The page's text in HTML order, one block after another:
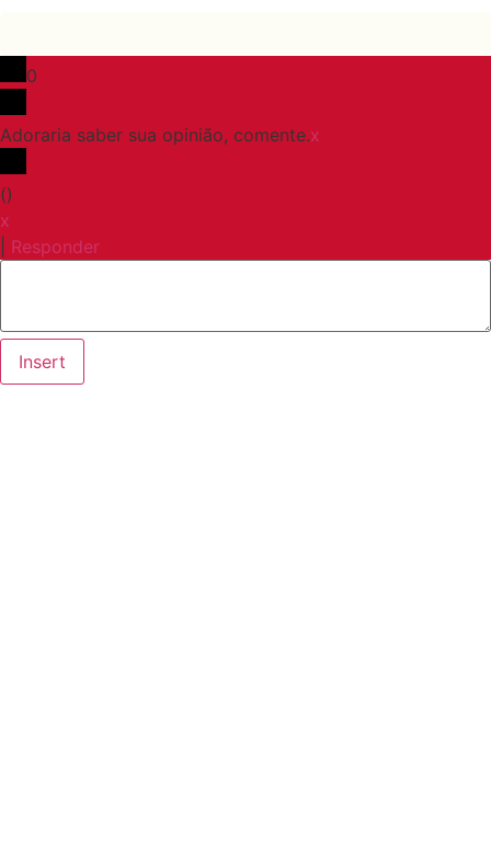
0
Adoraria saber sua opinião, comente.x
()
x
Responder
Insert